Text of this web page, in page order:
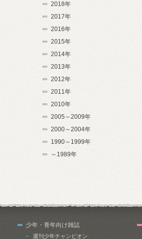
2018年
2017年
2016年
2015年
2014年
2013年
2012年
2011年
2010年
2005～2009年
2000～2004年
1990～1999年
～1989年
少年・青年向け雑誌
週刊少年チャンピオン